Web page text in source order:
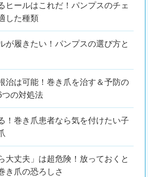
ヒールはこれだ！パンプスのチェ
した種類
が履きたい！パンプスの選び方と
治は可能！巻き爪を治す＆予防の
の対処法
！巻き爪患者なら気を付けたい子
大丈夫」は超危険！放っておくと
き爪の恐ろしさ